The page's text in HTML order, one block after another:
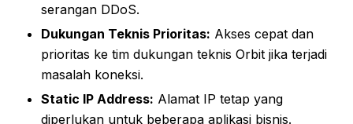
serangan DDoS.
Dukungan Teknis Prioritas: Akses cepat dan
prioritas ke tim dukungan teknis Orbit jika terjadi
masalah koneksi.
Static IP Address: Alamat IP tetap yang
diperlukan untuk beberapa aplikasi bisnis.